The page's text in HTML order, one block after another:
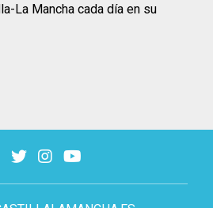
La Mancha cada día en su